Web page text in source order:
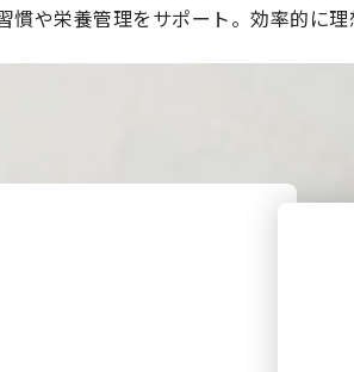
慣や栄養管理をサポート。効率的に